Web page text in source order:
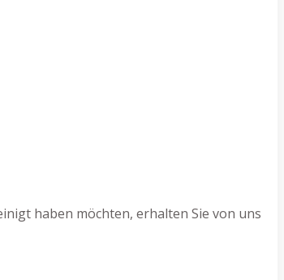
haben möchten, erhalten Sie von uns